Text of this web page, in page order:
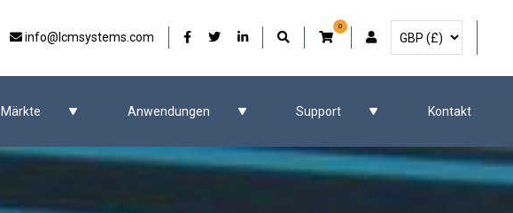
info@lcmsystems.com Unser Facebook
Unser Twitter
Unser LinkedIn
0
Benutzerkonto
Währung auswählen
Märkte Anwendungen Support Kontakt